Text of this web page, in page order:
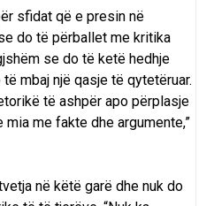
sfidat që e presin në
do të përballet me kritika
se do të ketë hedhje
mbaj një qasje të qytetëruar.
të ashpër apo përplasje
me fakte dhe argumente,”
në këtë garë dhe nuk do